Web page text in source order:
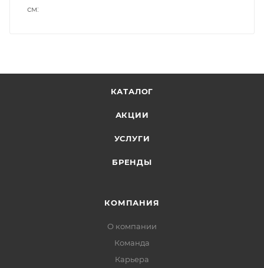
см
КАТАЛОГ
АКЦИИ
УСЛУГИ
БРЕНДЫ
КОМПАНИЯ
О компании
Команда
Карьера